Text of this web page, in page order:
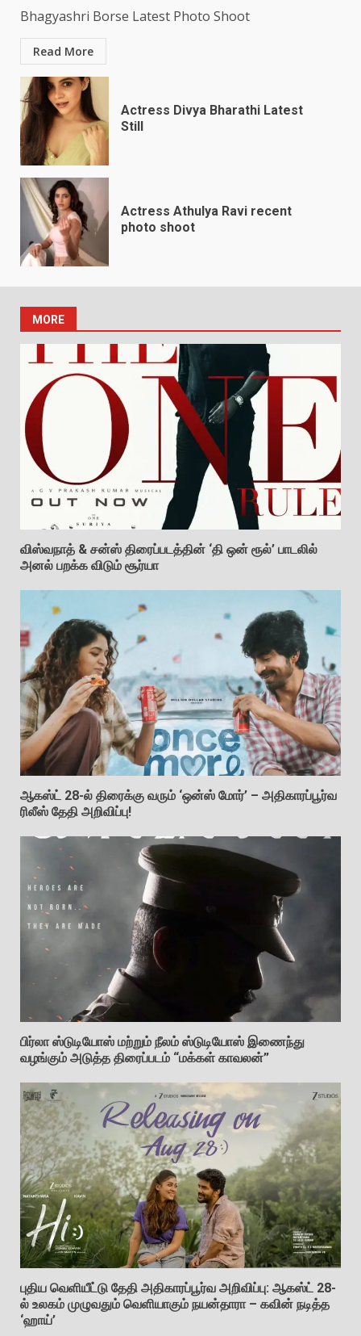
Bhagyashri Borse Latest Photo Shoot
Read More
Actress Divya Bharathi Latest
Still
Actress Athulya Ravi recent
photo shoot
MORE
விஸ்வநாத் & சன்ஸ் திரைப்படத்தின் ‘தி ஒன் ரூல்’ பாடலில்
அனல் பறக்க விடும் சூர்யா
ஆகஸ்ட் 28-ல் திரைக்கு வரும் ‘ஒன்ஸ் மோர்’ – அதிகாரப்பூர்வ
ரிலீஸ் தேதி அறிவிப்பு!
பிர்லா ஸ்டுடியோஸ் மற்றும் நீலம் ஸ்டுடியோஸ் இணைந்து
வழங்கும் அடுத்த திரைப்படம் “மக்கள் காவலன்”
புதிய வெளியீட்டு தேதி அதிகாரப்பூர்வ அறிவிப்பு: ஆகஸ்ட் 28-
ல் உலகம் முழுவதும் வெளியாகும் நயன்தாரா – கவின் நடித்த
‘ஹாய்’